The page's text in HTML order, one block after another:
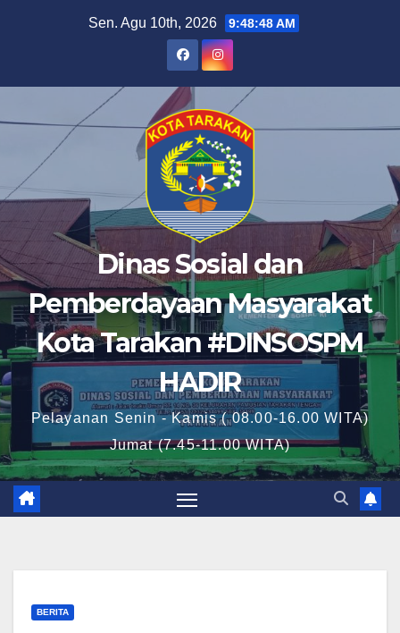
Sen. Agu 10th, 2026 9:48:49 AM
Dinas Sosial dan
Pemberdayaan Masyarakat
Kota Tarakan #DINSOSPM
HADIR
Pelayanan Senin - Kamis ( 08.00-16.00 WITA)
Jumat (7.45-11.00 WITA)
BERITA